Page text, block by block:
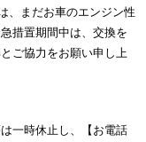
、まだお車のエンジン性
措置期間中は、交換を
ご協力をお願い申し上
一時休止し、【お電話